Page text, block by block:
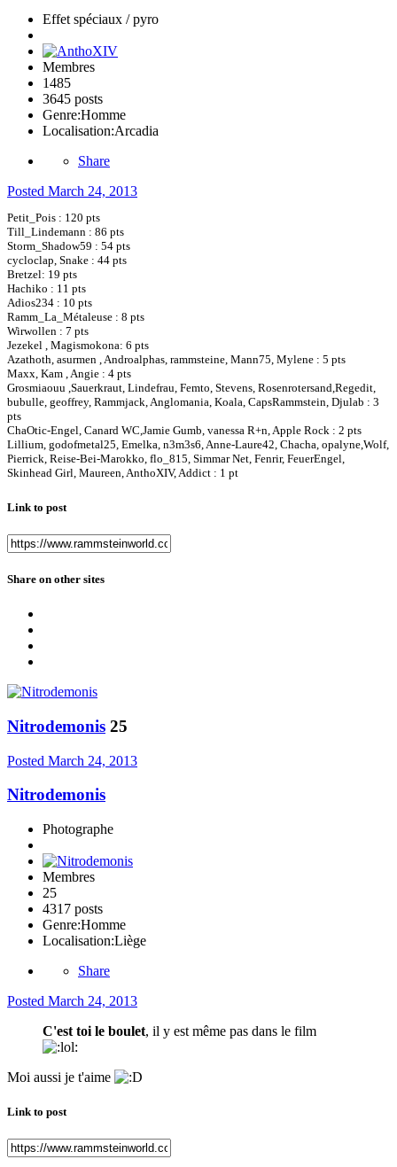
Effet spéciaux / pyro
Membres
1485
3645 posts
Genre:Homme
Localisation:Arcadia
Share
Posted March 24, 2013
Petit_Pois : 120 pts
Till_Lindemann : 86 pts
Storm_Shadow59 : 54 pts
cycloclap, Snake : 44 pts
Bretzel: 19 pts
Hachiko : 11 pts
Adios234 : 10 pts
Ramm_La_Métaleuse : 8 pts
Wirwollen : 7 pts
Jezekel , Magismokona: 6 pts
Azathoth, asurmen , Androalphas, rammsteine, Mann75, Mylene : 5 pts
Maxx, Kam , Angie : 4 pts
Grosmiaouu ,Sauerkraut, Lindefrau, Femto, Stevens, Rosenrotersand,Regedit,
bubulle, geoffrey, Rammjack, Anglomania, Koala, CapsRammstein, Djulab : 3
pts
ChaOtic-Engel, Canard WC,Jamie Gumb, vanessa R+n, Apple Rock : 2 pts
Lillium, godofmetal25, Emelka, n3m3s6, Anne-Laure42, Chacha, opalyne,Wolf,
Pierrick, Reise-Bei-Marokko, flo_815, Simmar Net, Fenrir, FeuerEngel,
Skinhead Girl, Maureen, AnthoXIV, Addict : 1 pt
Link to post
Share on other sites
Nitrodemonis 25
Posted March 24, 2013
Nitrodemonis
Photographe
Membres
25
4317 posts
Genre:Homme
Localisation:Liège
Share
Posted March 24, 2013
C'est toi le boulet, il y est même pas dans le film
Moi aussi je t'aime
Link to post